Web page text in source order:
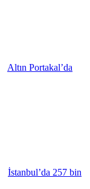
Altın Portakal’da
İstanbul’da 257 bin